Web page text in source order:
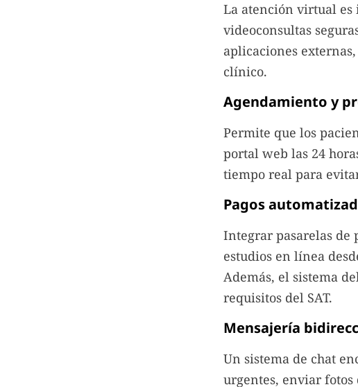
La atención virtual es
videoconsultas
aplicaciones
clínico.
Agendamiento y
Permite que los
portal web las 24
tiempo real para
Pagos
Integrar pasarelas de
estudios en línea
Además, el sistema
requisitos del SAT.
Mensajería
Un sistema de chat
urgentes, enviar